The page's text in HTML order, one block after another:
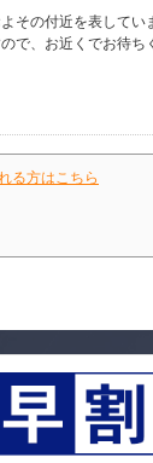
その付近を表してい
で、お近くでお待ち
る方はこちら